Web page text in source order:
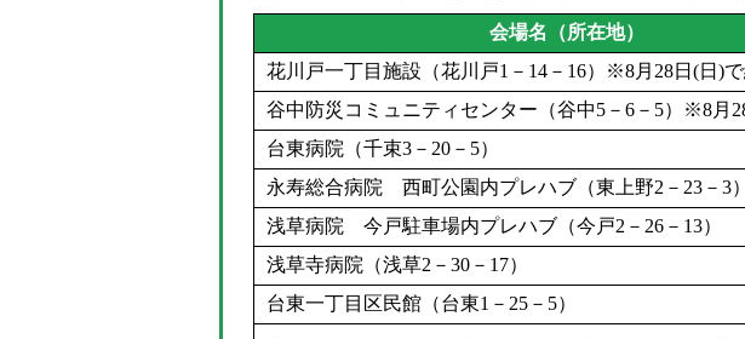
会場名（所在地）
花川戸一丁目施設（花川戸1－14－16）※8月28日(日)
谷中防災コミュニティセンター（谷中5－6－5）※8月
台東病院（千束3－20－5）
永寿総合病院 西町公園内プレハブ（東上野2－23－3）
浅草病院 今戸駐車場内プレハブ（今戸2－26－13）
浅草寺病院（浅草2－30－17）
台東一丁目区民館（台東1－25－5）